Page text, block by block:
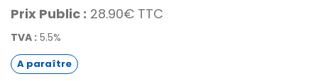
Prix Public : 28.90€ TTC
TVA : 5.5%
A paraître